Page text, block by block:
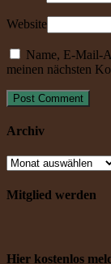
Website
Name, E-Mail-
meinen nächsten
Archiv
Mitglied werden
Hier kostenlos